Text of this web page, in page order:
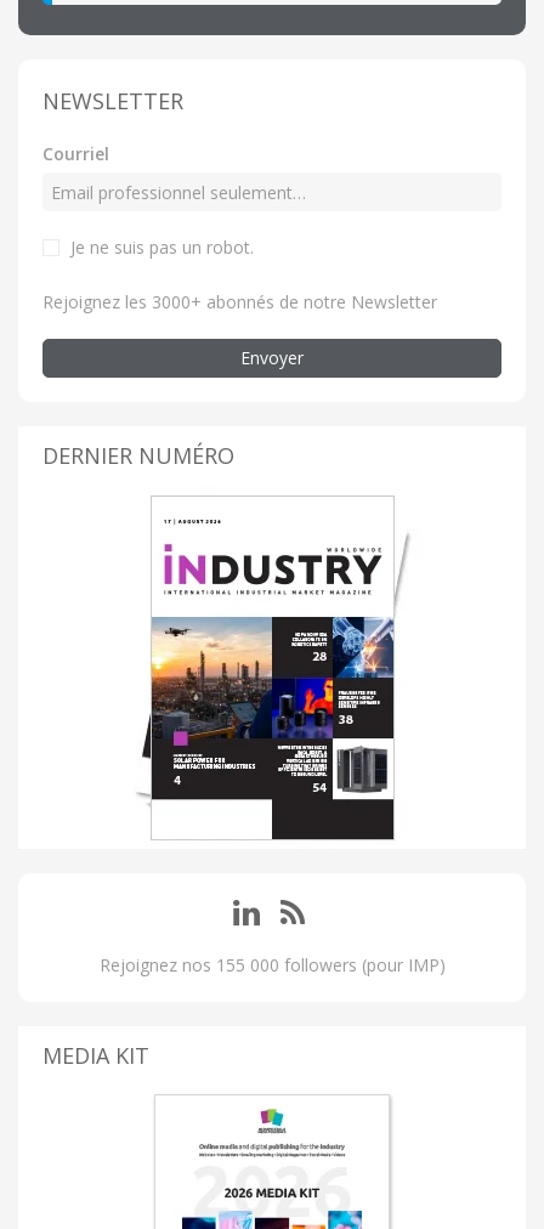
NEWSLETTER
Courriel
Je ne suis pas un robot.
Rejoignez les 3000+ abonnés de notre Newsletter
Envoyer
DERNIER NUMÉRO
Rejoignez nos 155 000 followers (pour IMP)
MEDIA KIT